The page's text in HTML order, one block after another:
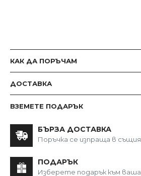
КАК ДА ПОРЪЧАМ
ДОСТАВКА
ВЗЕМЕТЕ ПОДАРЪК
БЪРЗА ДОСТАВКА
Поръчка се изпраща в
ПОДАРЪК
Изберете подарък към